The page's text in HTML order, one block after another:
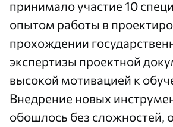
принимало участие 10
опытом работы в
прохождении
экспертизы проектной
высокой мотивацией к
Внедрение новых
обошлось без сложностей,